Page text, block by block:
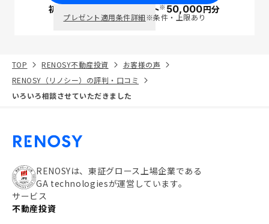
初回面談で ポイント※50,000円分
プレゼント適用条件詳細※条件・上限あり
TOP RENOSY不動産投資
お客様の声
RENOSY（リノシー）の評判・口コミ
いろいろ相談させていただきました
RENOSYは、東証グロース上場企業である
GA technologiesが運営しています。
サービス
不動産投資